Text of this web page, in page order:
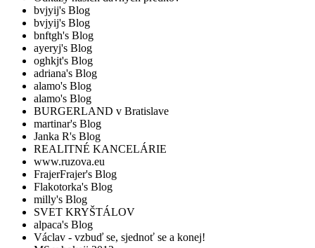
bvjyij's Blog
bvjyij's Blog
bnftgh's Blog
ayeryj's Blog
oghkjt's Blog
adriana's Blog
alamo's Blog
alamo's Blog
BURGERLAND v Bratislave
martinar's Blog
Janka R's Blog
REALITNÉ KANCELÁRIE
www.ruzova.eu
FrajerFrajer's Blog
Flakotorka's Blog
milly's Blog
SVET KRYŠTÁLOV
alpaca's Blog
Václav - vzbuď se, sjednoť se a konej!